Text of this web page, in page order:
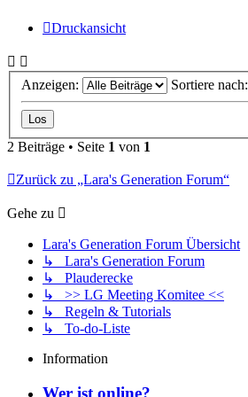
Druckansicht
Anzeigen: Sortiere nach:
2 Beiträge • Seite 1 von 1
Zurück zu „Lara's Generation Forum“
Gehe zu
Lara's Generation Forum Übersicht
↳ Lara's Generation Forum
↳ Plauderecke
↳ >> LG Meeting Komitee <<
↳ Regeln & Tutorials
↳ To-do-Liste
Information
Wer ist online?